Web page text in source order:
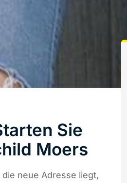
Sie
Moers
neue Adresse liegt,